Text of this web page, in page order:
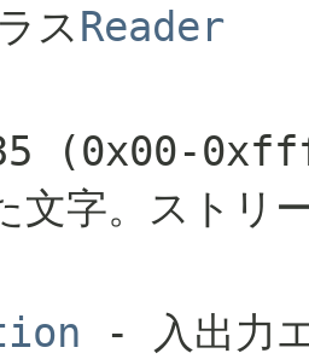
スReader
(0x00-
文字。ストリ
- 入出力